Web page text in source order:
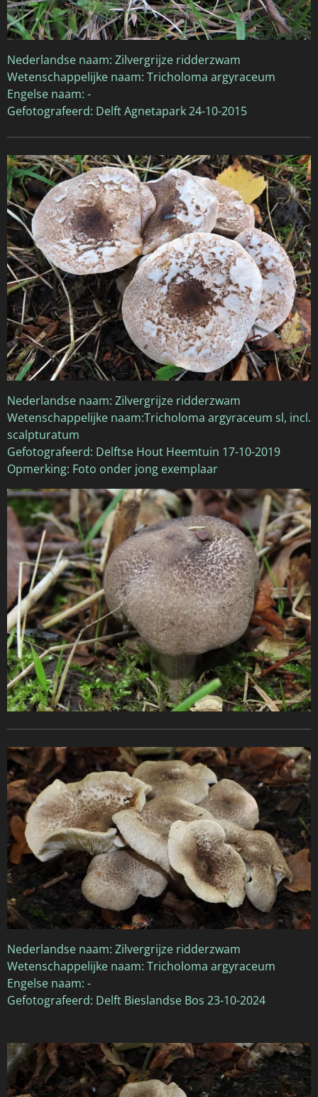
Nederlandse naam: Zilvergrijze ridderzwam
Wetenschappelijke naam: Tricholoma argyraceum
Engelse naam: -
Gefotografeerd: Delft Agnetapark 24-10-2015
Nederlandse naam: Zilvergrijze ridderzwam
Wetenschappelijke naam:Tricholoma argyraceum sl, incl.
scalpturatum
Gefotografeerd: Delftse Hout Heemtuin 17-10-2019
Opmerking: Foto onder jong exemplaar
Nederlandse naam: Zilvergrijze ridderzwam
Wetenschappelijke naam: Tricholoma argyraceum
Engelse naam: -
Gefotografeerd: Delft Bieslandse Bos 23-10-2024